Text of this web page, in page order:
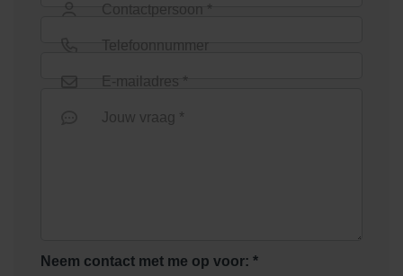
Contactpersoon *
Telefoonnummer
E-mailadres *
Jouw vraag *
Neem contact met me op voor: *